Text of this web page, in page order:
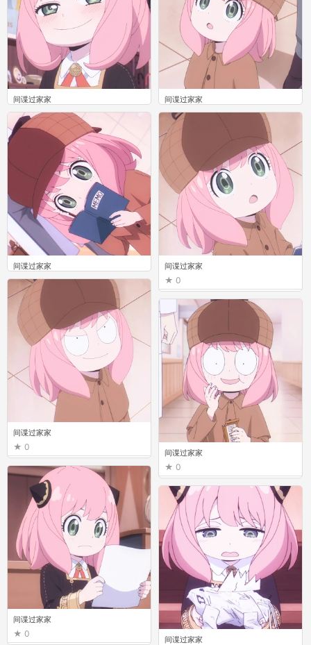
间谍过家家
0
间谍过家家
0
间谍过家家
0
间谍过家家
0
间谍过家家
0
间谍过家家
间谍过家家
0
间谍过家家
0